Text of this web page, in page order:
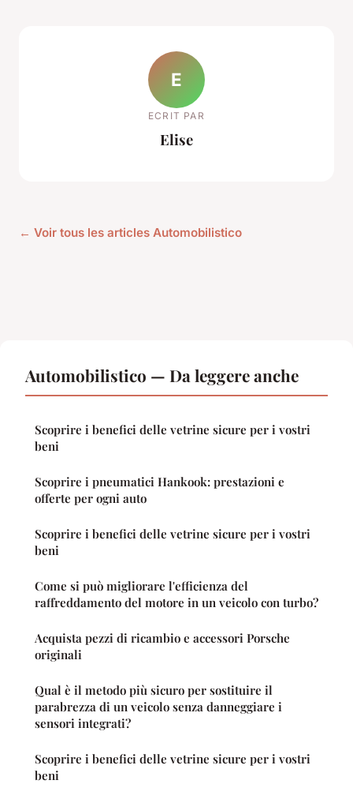
E
ECRIT PAR
Elise
← Voir tous les articles Automobilistico
Automobilistico — Da leggere anche
Scoprire i benefici delle vetrine sicure per i vostri
beni
Scoprire i pneumatici Hankook: prestazioni e
offerte per ogni auto
Scoprire i benefici delle vetrine sicure per i vostri
beni
Come si può migliorare l'efficienza del
raffreddamento del motore in un veicolo con turbo?
Acquista pezzi di ricambio e accessori Porsche
originali
Qual è il metodo più sicuro per sostituire il
parabrezza di un veicolo senza danneggiare i
sensori integrati?
Scoprire i benefici delle vetrine sicure per i vostri
beni